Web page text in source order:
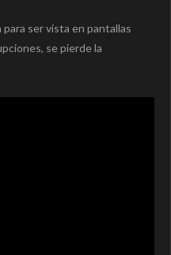
ser vista en pantallas
se pierde la